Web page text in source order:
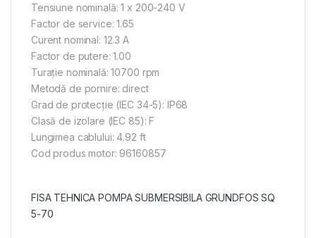
Tensiune nominală: 1 x 200-240 V
Factor de service: 1.65
Curent nominal: 12.3 A
Factor de putere: 1.00
Turaţie nominală: 10700 rpm
Metodă de pornire: direct
Grad de protecţie (IEC 34-5): IP68
Clasă de izolare (IEC 85): F
Lungimea cablului: 4.92 ft
Cod produs motor: 96160857
FISA TEHNICA POMPA SUBMERSIBILA GRUNDFOS SQ
5-70